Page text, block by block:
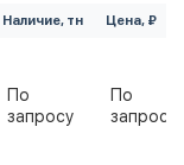
Наличие, тн Цена, ₽
По
запросу
По
запросу